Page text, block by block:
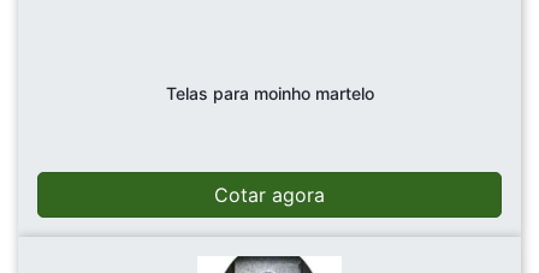
Telas para moinho martelo
Cotar agora